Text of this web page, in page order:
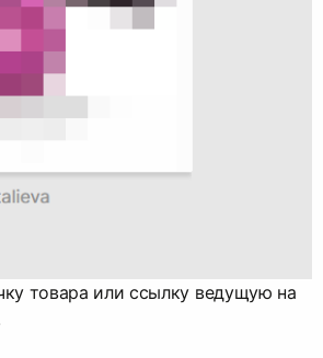
товара или ссылку ведущую на